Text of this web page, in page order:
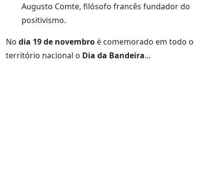
Augusto Comte, filósofo francês fundador do
positivismo.
No dia 19 de novembro é comemorado em todo o
território nacional o Dia da Bandeira...